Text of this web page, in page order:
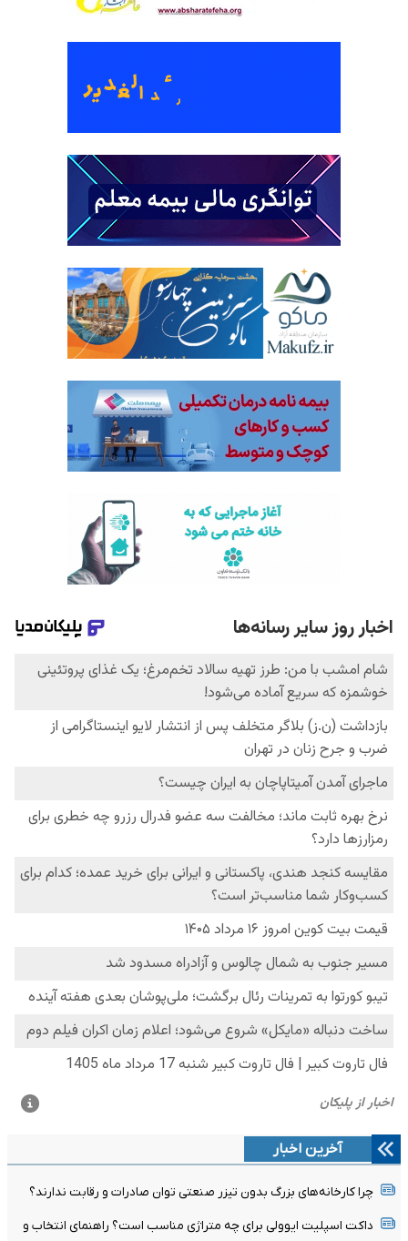
آخرین اخبار
چرا کارخانه‌های بزرگ بدون تیزر صنعتی توان صادرات و رقابت ندارند؟
داکت اسپلیت ایوولی برای چه متراژی مناسب است؟ راهنمای انتخاب و